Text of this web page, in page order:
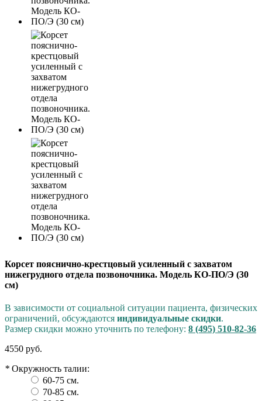
Корсет пояснично-крестцовый усиленный с захватом
нижегрудного отдела позвоночника. Модель КО-ПО/Э (30
см)
В зависимости от социальной ситуации пациента, физических
ограничений, обсуждаются индивидуальные скидки.
Размер скидки можно уточнить по телефону: 8 (495) 510-82-36
4550 руб.
* Окружность талии:
60-75 см.
70-85 см.